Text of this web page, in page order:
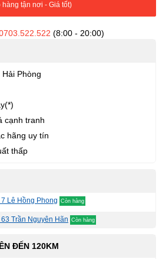
hàng tận nơi - Giá tốt)
(8:00 - 20:00)
Phòng
cạnh tranh
hãng uy tín
thấp
Lê Hồng Phong Còn hàng
Trần Nguyên Hãn Còn hàng
ĐẾN 120KM